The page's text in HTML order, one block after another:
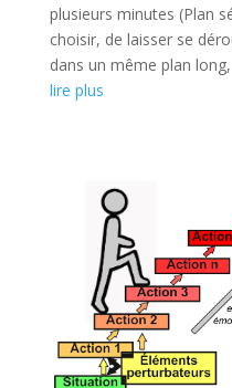
plusieurs minutes (Plan
choisir, de laisser se
dans un même plan
lire plus